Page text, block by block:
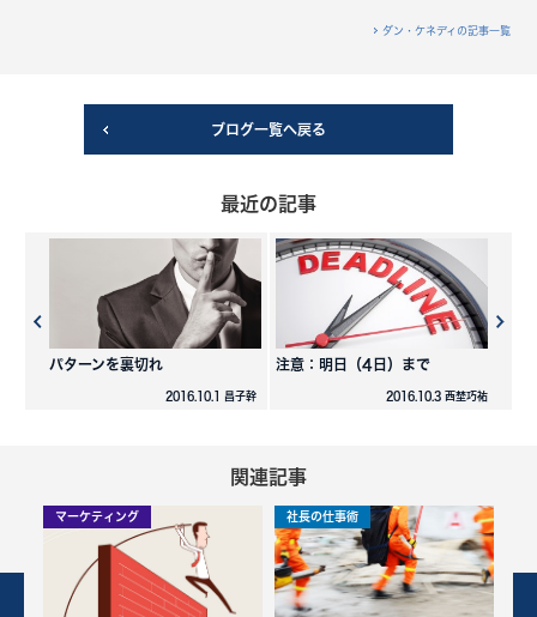
ダン・ケネディの記事一覧
ブログ一覧へ戻る
最近の記事
パターンを裏切れ
2016.10.1 昌子幹
注意：明日（4日）まで
2016.10.3 西埜巧祐
関連記事
マーケティング 社長の仕事術